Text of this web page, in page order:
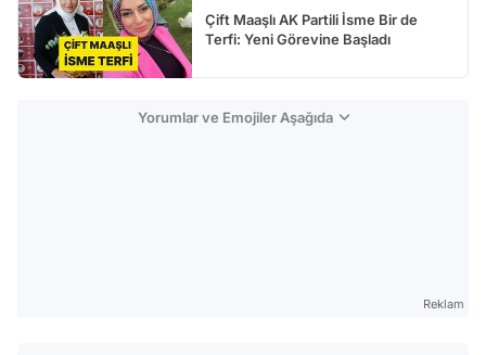
Çift Maaşlı AK Partili İsme Bir de
Terfi: Yeni Görevine Başladı
Yorumlar ve Emojiler Aşağıda
Reklam